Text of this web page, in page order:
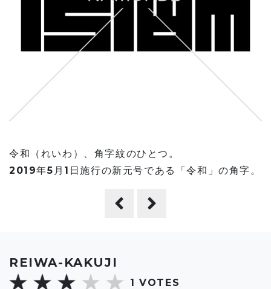
REIWA-KAKUJI
1 VOTES
令和（れいわ）、角字紋のひとつ。
2019年5月1日施行の新元号である「令和」の角字。